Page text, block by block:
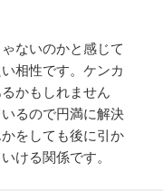
ないのかと感じて
相性です。ケンカ
かもしれません
るので円満に解決
をしても後に引か
ける関係です。